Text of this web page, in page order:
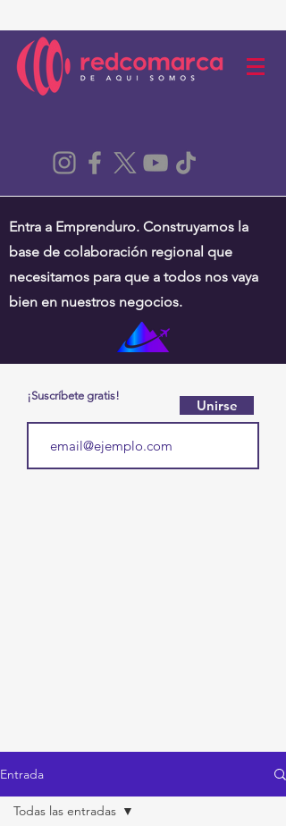
Entra a Emprenduro. Construyamos la
base de colaboración regional que
necesitamos para que a todos nos vaya
bien en nuestros negocios.
¡Suscríbete gratis!
Unirse
Entrada
Todas las entradas